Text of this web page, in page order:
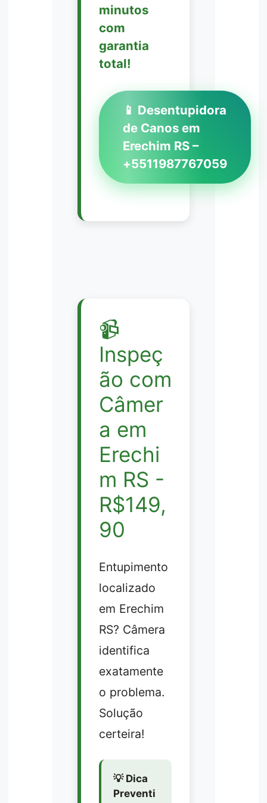
minutos
com
garantia
total!
📱 Desentupidora
de Canos em
Erechim RS –
+5511987767059
📹
Inspeç
ão com
Câmer
a em
Erechi
m RS -
R$149,
90
Entupimento
localizado
em Erechim
RS? Câmera
identifica
exatamente
o problema.
Solução
certeira!
💡 Dica
Preventi